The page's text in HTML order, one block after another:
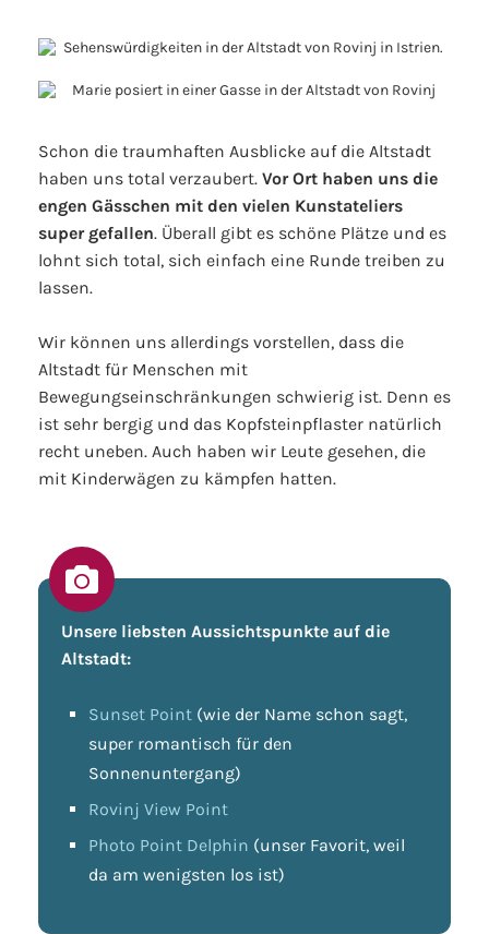
Schon die traumhaften Ausblicke auf die Altstadt
haben uns total verzaubert. Vor Ort haben uns die
engen Gässchen mit den vielen Kunstateliers
super gefallen. Überall gibt es schöne Plätze und es
lohnt sich total, sich einfach eine Runde treiben zu
lassen.
Wir können uns allerdings vorstellen, dass die
Altstadt für Menschen mit
Bewegungseinschränkungen schwierig ist. Denn es
ist sehr bergig und das Kopfsteinpflaster natürlich
recht uneben. Auch haben wir Leute gesehen, die
mit Kinderwägen zu kämpfen hatten.
Unsere liebsten Aussichtspunkte auf die
Altstadt:
Sunset Point (wie der Name schon sagt,
super romantisch für den
Sonnenuntergang)
Rovinj View Point
Photo Point Delphin (unser Favorit, weil
da am wenigsten los ist)